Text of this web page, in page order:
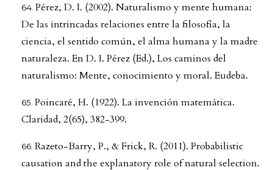
Pérez, D. I. (2002). Naturalismo y mente humana:
De las intrincadas relaciones entre la filosofía, la
ciencia, el sentido común, el alma humana y la madre
naturaleza. En D. I. Pérez (Ed.), Los caminos del
naturalismo: Mente, conocimiento y moral. Eudeba.
Poincaré, H. (1922). La invención matemática.
Claridad, 2(65), 382-399.
Razeto-Barry, P., & Frick, R. (2011). Probabilistic
causation and the explanatory role of natural selection.